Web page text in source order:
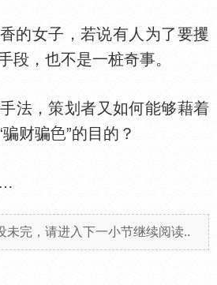
的女子，若说有人为了要攫
段，也不是一桩奇事。
，策划者又如何能够藉着
财骗
”的目的？
未完，请进入下一小节继续阅读..